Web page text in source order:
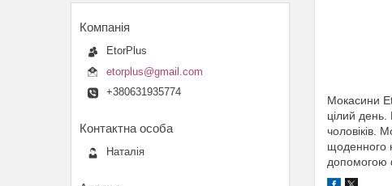
Мокасини
цілий день.
чоловіків.
щоденного
допомогою
EtorPlus
etorplus@gmail.com
+380631935774
Наталія